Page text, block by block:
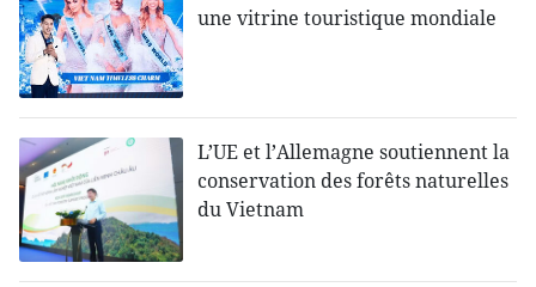
une vitrine touristique mondiale
L’UE et l’Allemagne soutiennent la
conservation des forêts naturelles
du Vietnam